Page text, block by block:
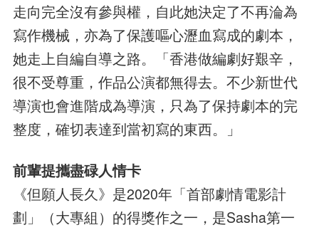
走向完全沒有參與權，自此她決定了不再淪為
寫作機械，亦為了保護嘔心瀝血寫成的劇本，
她走上自編自導之路。「香港做編劇好艱辛，
很不受尊重，作品公演都無得去。不少新世代
導演也會進階成為導演，只為了保持劇本的完
整度，確切表達到當初寫的東西。」
前輩提攜盡碌人情卡
《但願人長久》是2020年「首部劇情電影計
劃」（大專組）的得獎作之一，是Sasha第一